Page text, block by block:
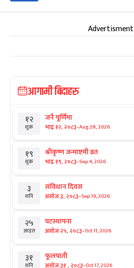
Advertisment
आगामी बिदाहरु
१२
शुक्र
जनै पूर्णिमा
भाद्र १२, २०८३-Aug 28, 2026
१९
शुक्र
श्रीकृष्ण जन्माष्टमी व्रत
भाद्र १९, २०८३-Sep 4, 2026
३
शनि
संविधान दिवस
असोज ३, २०८३-Sep 19, 2026
२५
आइत
घटस्थापना
असोज २५, २०८३-Oct 11, 2026
३१
शनि
फूलपाती
असोज ३१ , २०८३ Oct 17, 2026